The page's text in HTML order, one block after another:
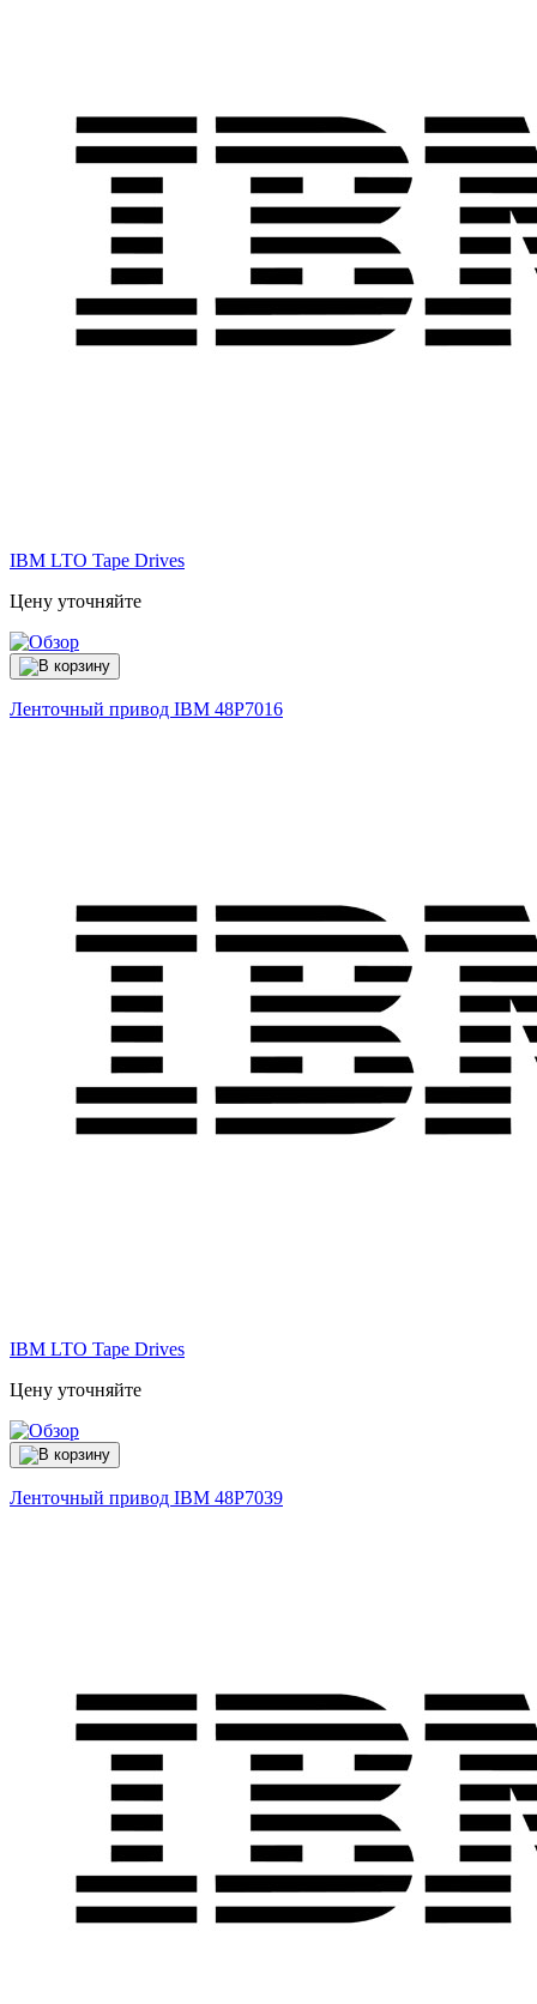
IBM LTO Tape Drives
Цену уточняйте
Ленточный привод IBM 48P7016
IBM LTO Tape Drives
Цену уточняйте
Ленточный привод IBM 48P7039